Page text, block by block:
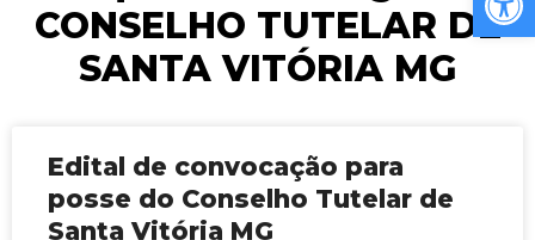
CONSELHO TUTELAR DE
SANTA VITÓRIA MG
Edital de convocação para
posse do Conselho Tutelar de
Santa Vitória MG